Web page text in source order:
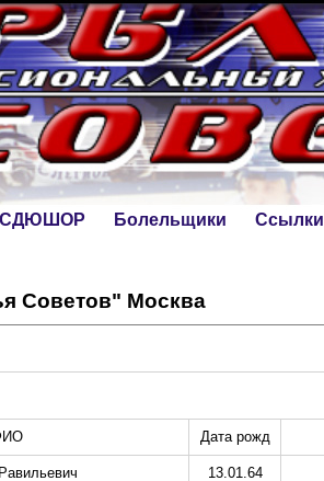
СДЮШОР Болельщики Ссылки
Советов" Москва
Дата рожд
Равильевич 13.01.64